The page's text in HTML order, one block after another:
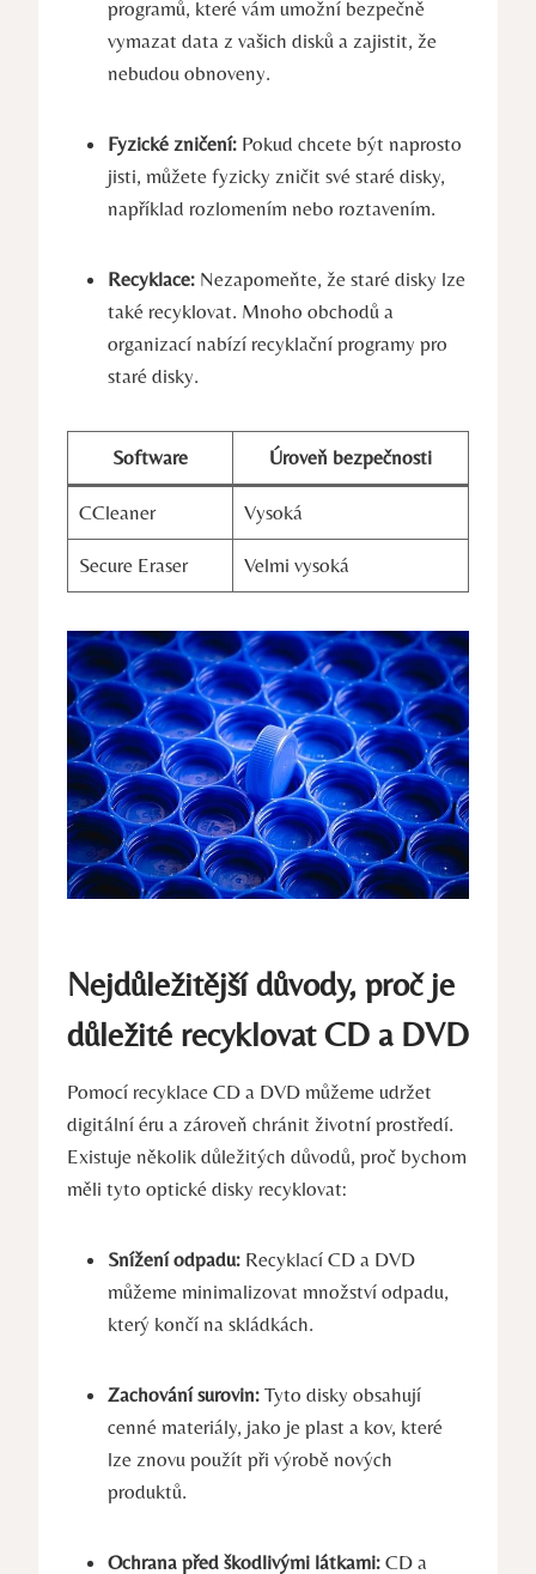
programů, které vám umožní bezpečně
vymazat data z vašich disků a zajistit, že
nebudou obnoveny.
Fyzické zničení: Pokud chcete být naprosto
jisti, můžete fyzicky zničit své staré disky,
například rozlomením nebo roztavením.
Recyklace: Nezapomeňte, že staré disky lze
také recyklovat. Mnoho obchodů a
organizací nabízí recyklační programy pro
staré disky.
Software Úroveň bezpečnosti
CCleaner Vysoká
Secure Eraser Velmi vysoká
Nejdůležitější důvody, proč je
důležité recyklovat CD a DVD
Pomocí recyklace CD a DVD můžeme udržet
digitální éru a zároveň chránit životní prostředí.
Existuje několik důležitých důvodů, proč bychom
měli tyto optické disky recyklovat:
Snížení odpadu: Recyklací CD a DVD
můžeme minimalizovat množství odpadu,
který končí na skládkách.
Zachování surovin: Tyto disky obsahují
cenné materiály, jako je plast a kov, které
lze znovu použít při výrobě nových
produktů.
Ochrana před škodlivými látkami: CD a